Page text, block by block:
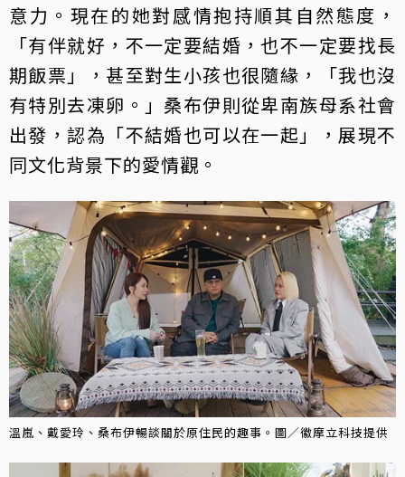
意力。現在的她對感情抱持順其自然態度，
「有伴就好，不一定要結婚，也不一定要找長
期飯票」，甚至對生小孩也很隨緣，「我也沒
有特別去凍卵。」桑布伊則從卑南族母系社會
出發，認為「不結婚也可以在一起」，展現不
同文化背景下的愛情觀。
溫嵐、戴愛玲、桑布伊暢談關於原住民的趣事。圖／徽摩立科技提供